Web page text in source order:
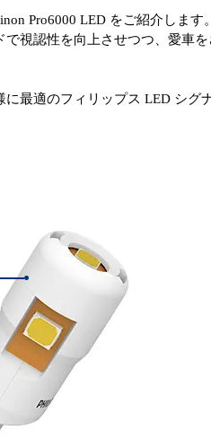
Pro6000 LED をご紹介しま
視認性を向上させつつ、愛車
に最適のフィリップス LED シグ